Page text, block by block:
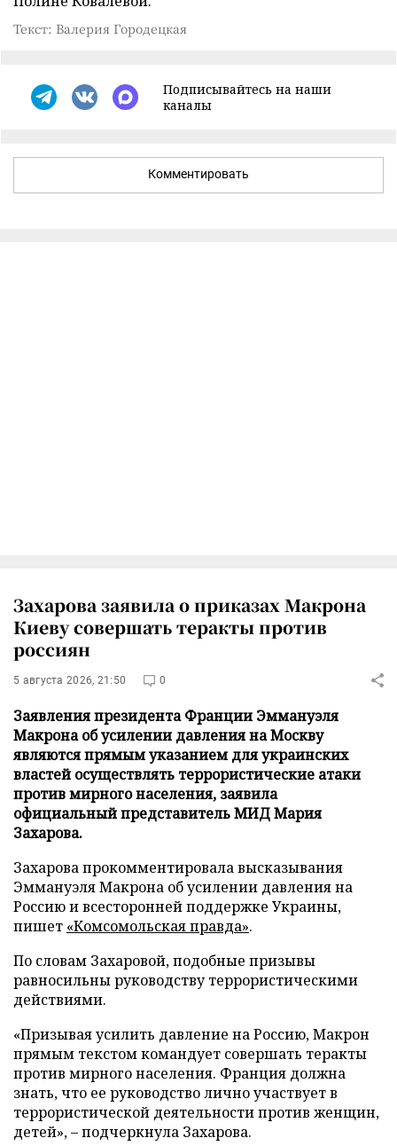
Текст: Валерия Городецкая
Подписывайтесь на наши
каналы
Комментировать
Захарова заявила о приказах Макрона
Киеву совершать теракты против
россиян
5 августа 2026, 21:50 0
Заявления президента Франции Эммануэля
Макрона об усилении давления на Москву
являются прямым указанием для украинских
властей осуществлять террористические атаки
против мирного населения, заявила
официальный представитель МИД Мария
Захарова.
Захарова прокомментировала высказывания
Эммануэля Макрона об усилении давления на
Россию и всесторонней поддержке Украины,
пишет «Комсомольская правда».
По словам Захаровой, подобные призывы
равносильны руководству террористическими
действиями.
«Призывая усилить давление на Россию, Макрон
прямым текстом командует совершать теракты
против мирного населения. Франция должна
знать, что ее руководство лично участвует в
террористической деятельности против женщин,
детей», – подчеркнула Захарова.